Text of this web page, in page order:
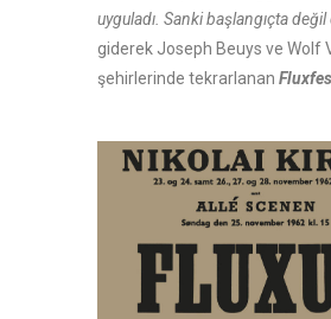
uyguladı. Sanki başlangıçta
giderek Joseph Beuys ve Wolf
şehirlerinde tekrarlanan